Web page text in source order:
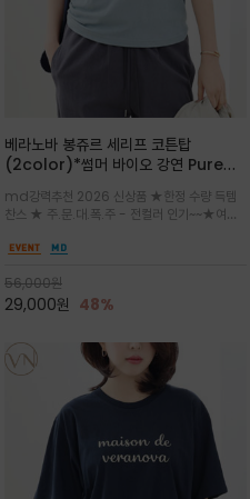
베라노바 봉쥬르 세리프 코튼탑
(2color)*썸머 바이오 강연 Pure
성적인 프랑스어 수식어를 조합
md강력추천 2026 신상품 ★한정 수량 득템
찬스 ★ 주.문.대.폭.주 - 전컬러 인기~~★여름
여유로운 감성/피부에 닿는 순간 기분 좋은 청량
56,000원
29,000원 48%